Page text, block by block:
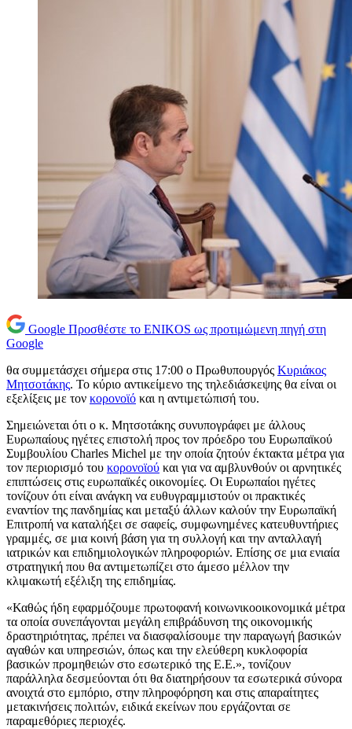
Google Προσθέστε το ENIKOS ως προτιμώμενη πηγή στη
Google
θα συμμετάσχει σήμερα στις 17:00 ο Πρωθυπουργός Κυριάκος
Μητσοτάκης. Το κύριο αντικείμενο της τηλεδιάσκεψης θα είναι οι
εξελίξεις με τον κορονοϊό και η αντιμετώπισή του.
Σημειώνεται ότι ο κ. Μητσοτάκης συνυπογράφει με άλλους
Ευρωπαίους ηγέτες επιστολή προς τον πρόεδρο του Ευρωπαϊκού
Συμβουλίου Charles Michel με την οποία ζητούν έκτακτα μέτρα για
τον περιορισμό του κορονοϊού και για να αμβλυνθούν οι αρνητικές
επιπτώσεις στις ευρωπαϊκές οικονομίες. Οι Ευρωπαίοι ηγέτες
τονίζουν ότι είναι ανάγκη να ευθυγραμμιστούν οι πρακτικές
εναντίον της πανδημίας και μεταξύ άλλων καλούν την Ευρωπαϊκή
Επιτροπή να καταλήξει σε σαφείς, συμφωνημένες κατευθυντήριες
γραμμές, σε μια κοινή βάση για τη συλλογή και την ανταλλαγή
ιατρικών και επιδημιολογικών πληροφοριών. Επίσης σε μια ενιαία
στρατηγική που θα αντιμετωπίζει στο άμεσο μέλλον την
κλιμακωτή εξέλιξη της επιδημίας.
«Καθώς ήδη εφαρμόζουμε πρωτοφανή κοινωνικοοικονομικά μέτρα
τα οποία συνεπάγονται μεγάλη επιβράδυνση της οικονομικής
δραστηριότητας, πρέπει να διασφαλίσουμε την παραγωγή βασικών
αγαθών και υπηρεσιών, όπως και την ελεύθερη κυκλοφορία
βασικών προμηθειών στο εσωτερικό της Ε.Ε.», τονίζουν
παράλληλα δεσμεύονται ότι θα διατηρήσουν τα εσωτερικά σύνορα
ανοιχτά στο εμπόριο, στην πληροφόρηση και στις απαραίτητες
μετακινήσεις πολιτών, ειδικά εκείνων που εργάζονται σε
παραμεθόριες περιοχές.